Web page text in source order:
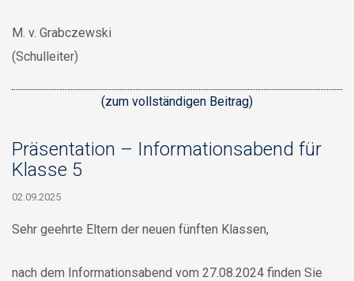
M. v. Grabczewski
(Schulleiter)
(zum vollständigen Beitrag)
Präsentation – Informationsabend für
Klasse 5
02.09.2025
Sehr geehrte Eltern der neuen fünften Klassen,
nach dem Informationsabend vom 27.08.2024 finden Sie